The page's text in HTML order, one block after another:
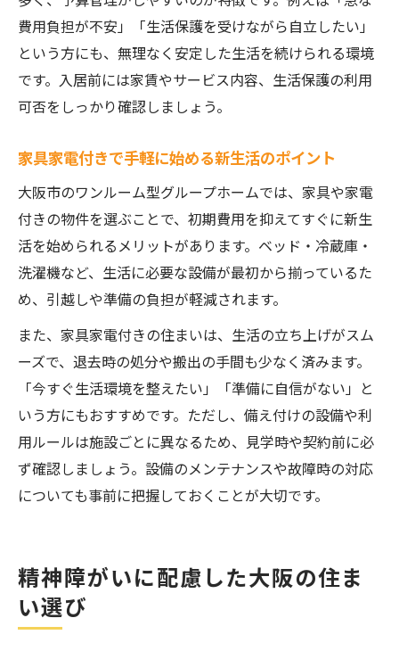
費用負担が不安」「生活保護を受けながら自立したい」
という方にも、無理なく安定した生活を続けられる環境
です。入居前には家賃やサービス内容、生活保護の利用
可否をしっかり確認しましょう。
家具家電付きで手軽に始める新生活のポイント
大阪市のワンルーム型グループホームでは、家具や家電
付きの物件を選ぶことで、初期費用を抑えてすぐに新生
活を始められるメリットがあります。ベッド・冷蔵庫・
洗濯機など、生活に必要な設備が最初から揃っているた
め、引越しや準備の負担が軽減されます。
また、家具家電付きの住まいは、生活の立ち上げがスム
ーズで、退去時の処分や搬出の手間も少なく済みます。
「今すぐ生活環境を整えたい」「準備に自信がない」と
いう方にもおすすめです。ただし、備え付けの設備や利
用ルールは施設ごとに異なるため、見学時や契約前に必
ず確認しましょう。設備のメンテナンスや故障時の対応
についても事前に把握しておくことが大切です。
精神障がいに配慮した大阪の住ま
い選び